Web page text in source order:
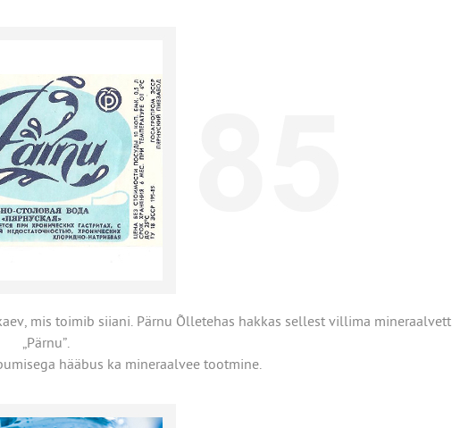
mis toimib siiani. Pärnu Õlletehas hakkas sellest villima mineraalvett
„Pärnu”.
hääbus ka mineraalvee tootmine.